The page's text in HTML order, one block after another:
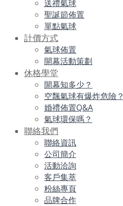
送禮氣球
聖誕節佈置
單點氣球
計價方式
氣球佈置
開幕活動策劃
休格學堂
開幕知多少？
空飄氣球有爆炸危險？
婚禮佈置Q&A
氣球環保嗎？
聯絡我們
聯絡資訊
公司簡介
活動洽詢
客戶集萃
粉絲專頁
品牌合作